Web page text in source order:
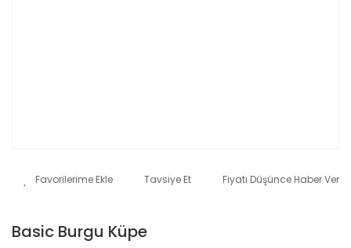
Tavsiye Et Fiyatı Düşünce Haber Ver
Basic Burgu Küpe